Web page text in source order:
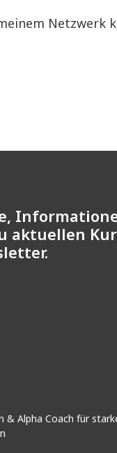
Netzwerk
aktuellen
& Alpha Coach für